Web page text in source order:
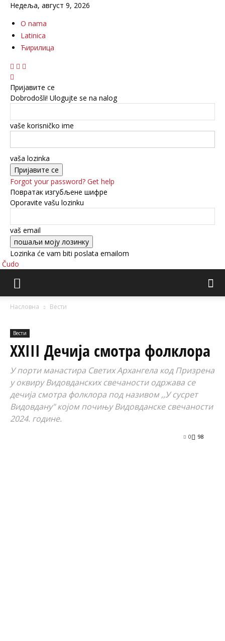
Недеља, август 9, 2026
O nama
Latinica
Ћирилица
Пријавите се
Dobrodošli! Ulogujte se na nalog
vaše korisničko ime
vaša lozinka
Forgot your password? Get help
Повратак изгубљене шифре
Oporavite vašu lozinku
vaš email
Lozinka će vam biti poslata emailom
Čudo
Насловна Вести
Вести
XXIII Дечија смотра фолклора
У порти манастира Светих Архангела код Призрена
у оквиру Видовданских свечаности одржава се
дечија смотра фолклора под називом ,,У сусрет
Видовдану" којом почињу Видовданске свечаности
2024. године.
98
0